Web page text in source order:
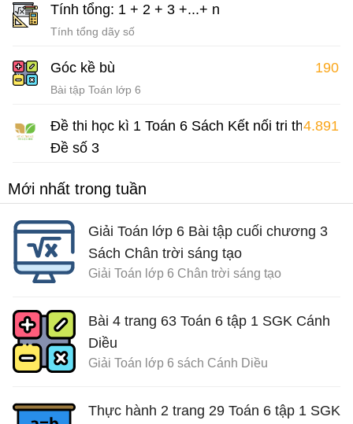
Tính tổng: 1 + 2 + 3 +...+ n
Tính tổng dãy số
Góc kề bù 190
Bài tập Toán lớp 6
Đề thi học kì 1 Toán 6 Sách Kết nối tri thức
Đề số 3
4.891
Mới nhất trong tuần
Giải Toán lớp 6 Bài tập cuối chương 3
Sách Chân trời sáng tạo
Giải Toán lớp 6 Chân trời sáng tạo
Bài 4 trang 63 Toán 6 tập 1 SGK Cánh
Diều
Giải Toán lớp 6 sách Cánh Diều
Thực hành 2 trang 29 Toán 6 tập 1 SGK